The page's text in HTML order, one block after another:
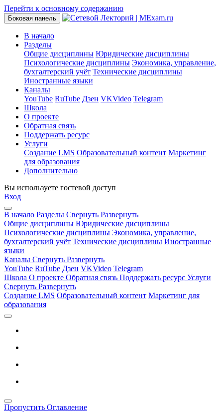
Перейти к основному содержанию
Боковая панель
В начало
Разделы
Общие дисциплины Юридические дисциплины
Психологические дисциплины Экономика, управление,
бухгалтерский учёт Технические дисциплины
Иностранные языки
Каналы
YouTube RuTube Дзен VKVideo Telegram
Школа
О проекте
Обратная связь
Поддержать ресурс
Услуги
Создание LMS Образовательный контент Маркетинг
для образования
Дополнительно
Вы используете гостевой доступ
Вход
В начало Разделы Свернуть Развернуть
Общие дисциплины Юридические дисциплины
Психологические дисциплины Экономика, управление,
бухгалтерский учёт Технические дисциплины Иностранные
языки
Каналы Свернуть Развернуть
YouTube RuTube Дзен VKVideo Telegram
Школа О проекте Обратная связь Поддержать ресурс Услуги
Свернуть Развернуть
Создание LMS Образовательный контент Маркетинг для
образования
Пропустить Оглавление